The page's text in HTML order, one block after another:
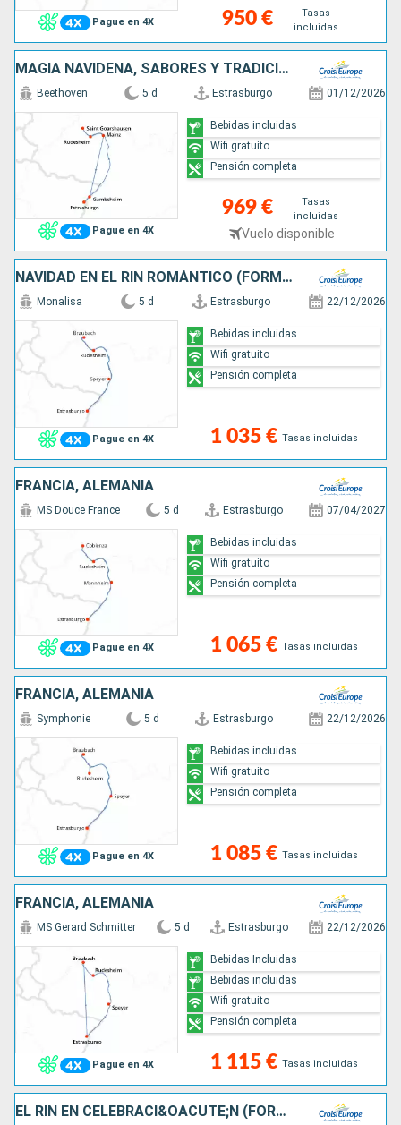
Pague en 4X 950 €
Tasas
incluidas
MAGIA NAVIDEÑA, SABORES Y TRADICIONES DE ADVIENTO EN UN CRUCERO POR EL RIN (FÓRMULA PUERTO/PUERTO)
Pague en 4X
Beethoven 5 d Estrasburgo 01/12/2026
969 €
Tasas
incluidas
Vuelo disponible
Bebidas incluidas
Wifi gratuito
Pensión completa
NAVIDAD EN EL RIN ROMÁNTICO (FORMULA PUERTO/PUERTO)
Pague en 4X
Monalisa 5 d Estrasburgo 22/12/2026
1 035 € Tasas incluidas
Bebidas incluidas
Wifi gratuito
Pensión completa
FRANCIA, ALEMANIA
Pague en 4X
MS Douce France 5 d Estrasburgo 07/04/2027
1 065 € Tasas incluidas
Bebidas incluidas
Wifi gratuito
Pensión completa
FRANCIA, ALEMANIA
Pague en 4X
Symphonie 5 d Estrasburgo 22/12/2026
1 085 € Tasas incluidas
Bebidas incluidas
Wifi gratuito
Pensión completa
FRANCIA, ALEMANIA
Pague en 4X
MS Gerard Schmitter 5 d Estrasburgo 22/12/2026
1 115 € Tasas incluidas
Bebidas Incluidas
Bebidas incluidas
Wifi gratuito
Pensión completa
EL RIN EN CELEBRACI&OACUTE;N (FORMULA PUERTO/PUERTO)